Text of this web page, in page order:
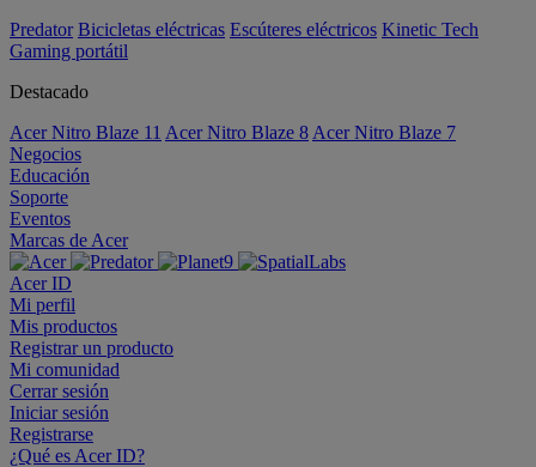
Predator Bicicletas eléctricas Escúteres eléctricos Kinetic Tech
Gaming portátil
Destacado
Acer Nitro Blaze 11 Acer Nitro Blaze 8 Acer Nitro Blaze 7
Negocios
Educación
Soporte
Eventos
Marcas de Acer
Acer ID
Mi perfil
Mis productos
Registrar un producto
Mi comunidad
Cerrar sesión
Iniciar sesión
Registrarse
¿Qué es Acer ID?